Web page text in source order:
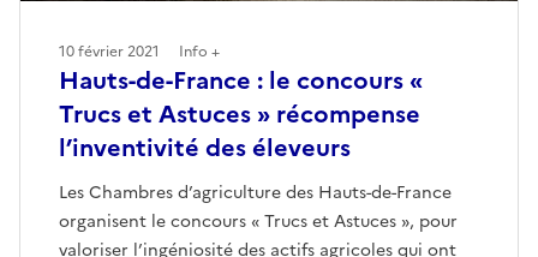
Hauts-de-France : le concours «
Trucs et Astuces » récompense
l’inventivité des éleveurs
Les Chambres d’agriculture des Hauts-de-France
organisent le concours « Trucs et Astuces », pour
valoriser l’ingéniosité des actifs agricoles qui ont
10 février 2021 Info +